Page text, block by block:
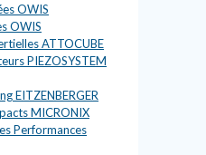
OWIS
OWIS
ATTOCUBE
PIEZOSYSTEM
EITZENBERGER
MICRONIX
Performances